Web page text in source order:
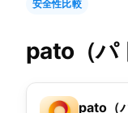
安全性比較
pato（パ
pato（